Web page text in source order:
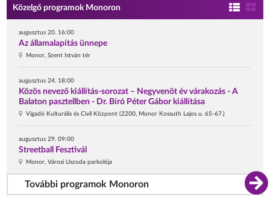
Közelgő programok Monoron
augusztus 20. 16:00
Az államalapítás ünnepe
Monor, Szent István tér
augusztus 24. 18:00
Közös nevező kiállítás-sorozat – Negyvenöt év várakozás - A
Balaton pasztellben - Dr. Bíró Péter Gábor kiállítása
Vigadó Kulturális és Civil Központ (2200, Monor Kossuth Lajos u. 65-67.)
augusztus 29. 09:00
Streetball Fesztivál
Monor, Városi Uszoda parkolója
További programok Monoron